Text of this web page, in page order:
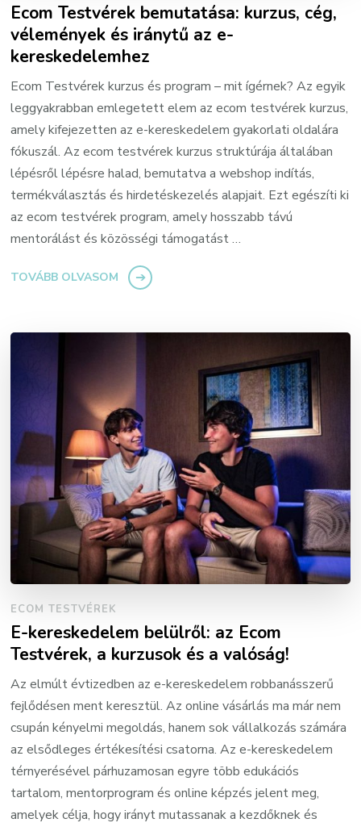
Ecom Testvérek bemutatása: kurzus, cég,
vélemények és iránytű az e-
kereskedelemhez
Ecom Testvérek kurzus és program – mit ígérnek? Az egyik
leggyakrabban emlegetett elem az ecom testvérek kurzus,
amely kifejezetten az e-kereskedelem gyakorlati oldalára
fókuszál. Az ecom testvérek kurzus struktúrája általában
lépésről lépésre halad, bemutatva a webshop indítás,
termékválasztás és hirdetéskezelés alapjait. Ezt egészíti ki
az ecom testvérek program, amely hosszabb távú
mentorálást és közösségi támogatást …
TOVÁBB OLVASOM
ECOM TESTVÉREK
E-kereskedelem belülről: az Ecom
Testvérek, a kurzusok és a valóság!
Az elmúlt évtizedben az e-kereskedelem robbanásszerű
fejlődésen ment keresztül. Az online vásárlás ma már nem
csupán kényelmi megoldás, hanem sok vállalkozás számára
az elsődleges értékesítési csatorna. Az e-kereskedelem
térnyerésével párhuzamosan egyre több edukációs
tartalom, mentorprogram és online képzés jelent meg,
amelyek célja, hogy irányt mutassanak a kezdőknek és